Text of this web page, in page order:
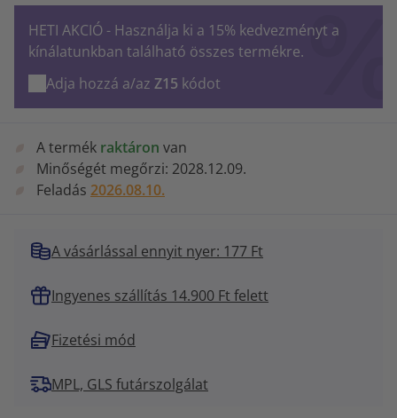
HETI AKCIÓ - Használja ki a 15% kedvezményt a
kínálatunkban található összes termékre.
Adja hozzá a/az Z15 kódot
A termék raktáron van
Minőségét megőrzi: 2028.12.09.
Feladás 2026.08.10.
A vásárlással ennyit nyer: 177 Ft
Ingyenes szállítás 14.900 Ft felett
Fizetési mód
MPL, GLS futárszolgálat